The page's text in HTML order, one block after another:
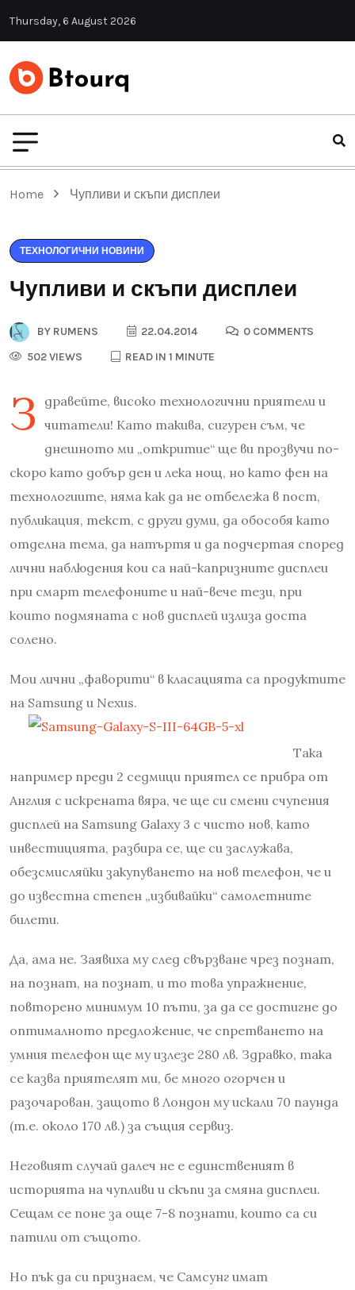
Thursday, 6 August 2026
Home Чупливи и скъпи дисплеи
ТЕХНОЛОГИЧНИ НОВИНИ
Чупливи и скъпи дисплеи
BY RUMENS 22.04.2014
0 COMMENTS
502 VIEWS
READ IN 1 MINUTE
З
дравейте, високо технологични приятели и
читатели! Като такива, сигурен съм, че
днешното ми „откритие“ ще ви прозвучи по-
скоро като добър ден и лека нощ, но като фен на
технологиите, няма как да не отбележа в пост,
публикация, текст, с други думи, да обособя като
отделна тема, да натъртя и да подчертая според
лични наблюдения кои са най-капризните дисплеи
при смарт телефоните и най-вече тези, при
които подмяната с нов дисплей излиза доста
солено.
Мои лични „фаворити“ в класацията са продуктите
на Samsung и Nexus.
Така
например преди 2 седмици приятел се прибра от
Англия с искрената вяра, че ще си смени счупения
дисплей на Samsung Galaxy 3 с чисто нов, като
инвестицията, разбира се, ще си заслужава,
обезсмисляйки закупуването на нов телефон, че и
до известна степен „избивайки“ самолетните
билети.
Да, ама не. Заявиха му след свързване чрез познат,
на познат, на познат, и то това упражнение,
повторено минимум 10 пъти, за да се достигне до
оптималното предложение, че спретването на
умния телефон ще му излезе 280 лв. Здравко, така
се казва приятелят ми, бе много огорчен и
разочарован, защото в Лондон му искали 70 паунда
(т.е. около 170 лв.) за същия сервиз.
Неговият случай далеч не е единственият в
историята на чупливи и скъпи за смяна дисплеи.
Сещам се поне за още 7-8 познати, които са си
патили от същото.
Но пък да си признаем, че Самсунг имат